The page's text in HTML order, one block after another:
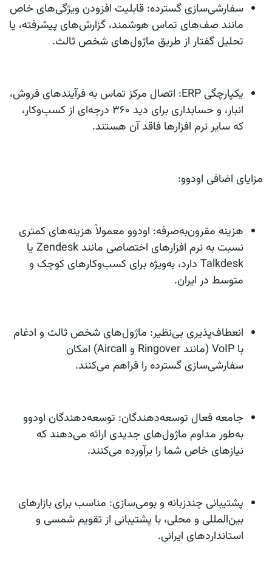
سفارشی‌سازی گسترده: قابلیت افزودن ویژگی‌های خاص
مانند صف‌های تماس هوشمند، گزارش‌های پیشرفته، یا
تحلیل گفتار از طریق ماژول‌های شخص ثالث.
یکپارچگی ERP:
اتصال مرکز تماس به فرآیندهای فروش،
انبار، و حسابداری برای دید 360 درجه‌ای از کسب‌وکار،
که سایر نرم‌ افزارها فاقد آن هستند.
مزایای اضافی اودوو:
هزینه مقرون‌به‌صرفه: اودوو معمولاً هزینه‌های کمتری
نسبت به نرم‌ افزارهای اختصاصی مانند Zendesk یا
Talkdesk دارد، به‌ویژه برای کسب‌وکارهای کوچک و
متوسط در ایران.
انعطاف‌پذیری بی‌نظیر: ماژول‌های شخص ثالث و ادغام
با VoIP (مانند Ringover و Aircall) امکان
سفارشی‌سازی گسترده را فراهم می‌کنند.
جامعه فعال توسعه‌دهندگان: توسعه‌دهندگان اودوو
به‌طور مداوم ماژول‌های جدیدی ارائه می‌دهند که
نیازهای خاص شما را برآورده می‌کنند.
پشتیبانی چندزبانه و بومی‌سازی: مناسب برای بازارهای
بین‌المللی و محلی، با پشتیبانی از تقویم شمسی و
استانداردهای ایرانی.